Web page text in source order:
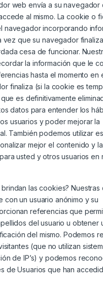
web envía a su navegador
al mismo. La cookie o
navegador incorporando
vez que su navegador
cesa de funcionar.
la información que le
hasta el momento en
finaliza (si la cookie es
es definitivamente
datos para entender los
usuarios y poder mejorar la
También podemos utilizar
mejor el contenido y
usted y otros usuarios en
las cookies?
con un usuario anónimo y su
referencias que
del usuario u obtener
del mismo. Podemos
(que no utilizan
de IP’s) y podemos
de Usuarios que han